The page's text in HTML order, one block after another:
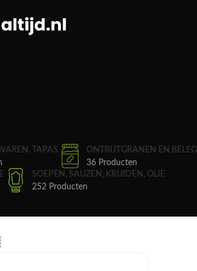
TAPAS
ONTBIJTGRANEN EN BELEG
36 Producten
SOEPEN, SAUZEN, KRUIDEN, OLIE
252 Producten